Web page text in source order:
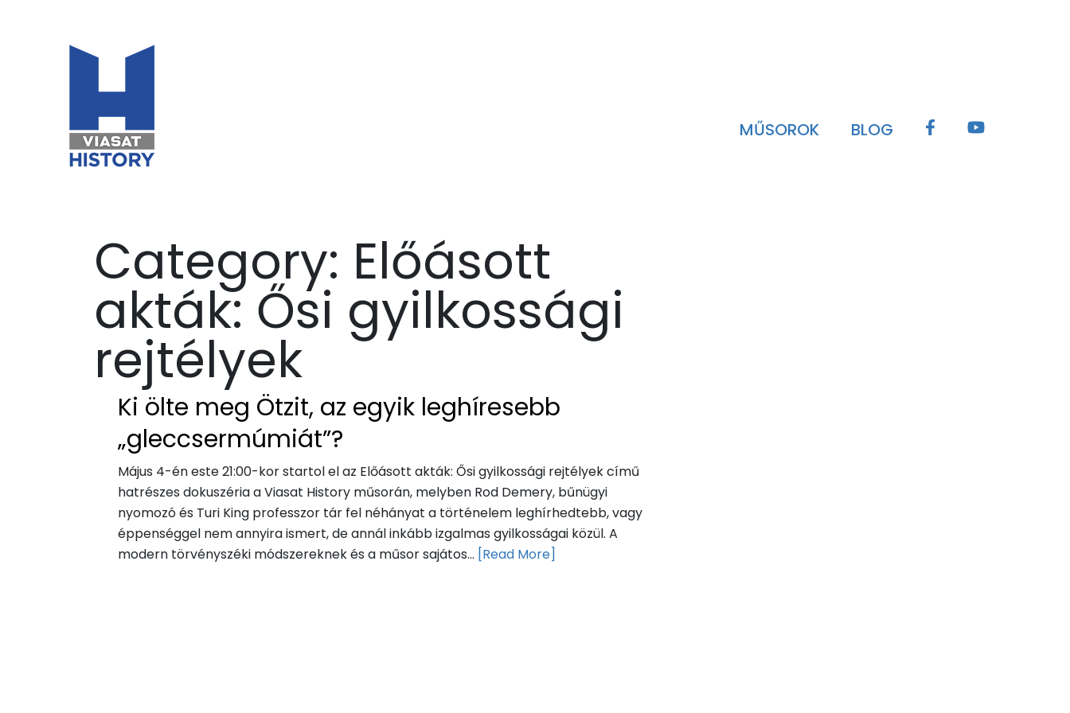
MŰSOROK BLOG
Category: Előásott
akták: Ősi gyilkossági
rejtélyek
Ki ölte meg Ötzit, az egyik leghíresebb
„gleccsermúmiát”?
Május 4-én este 21:00-kor startol el az Előásott akták: Ősi gyilkossági rejtélyek című
hatrészes dokuszéria a Viasat History műsorán, melyben Rod Demery, bűnügyi
nyomozó és Turi King professzor tár fel néhányat a történelem leghírhedtebb, vagy
éppenséggel nem annyira ismert, de annál inkább izgalmas gyilkosságai közül. A
modern törvényszéki módszereknek és a műsor sajátos... [Read More]